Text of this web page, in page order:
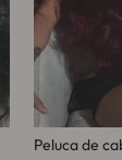
Peluca de